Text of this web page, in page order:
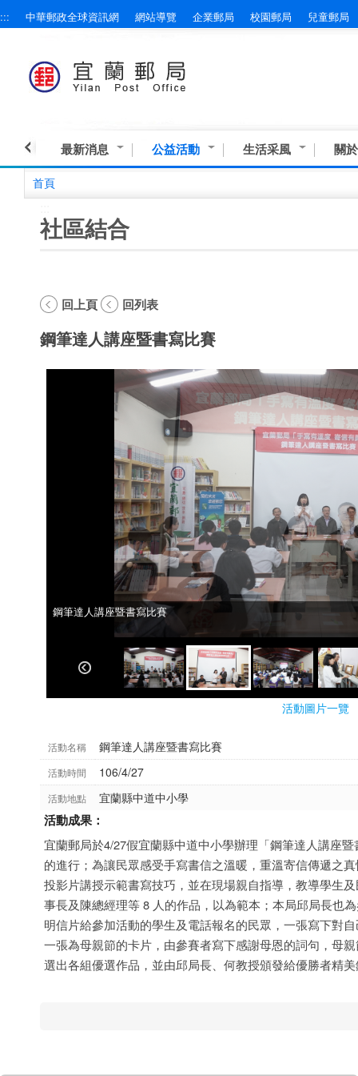
跳到主要內容區塊
::: 中華郵政全球資訊網 網站導覽 企業郵局 校園郵局 兒童郵局
最新消息 公益活動 生活采風 關
首頁
社區結合
回上頁 回列表
鋼筆達人講座暨書寫比賽
鋼筆達人講座暨書寫比賽
鋼筆達人講座暨書寫比賽
活動圖片一覽
活動名稱 鋼筆達人講座暨書寫比賽
活動時間 106/4/27
活動地點 宜蘭縣中道中小學
活動成果：
宜蘭郵局於4/27假宜蘭縣中道中小學辦理「鋼筆達人講座
的進行；為讓民眾感受手寫書信之溫暖，重溫寄信傳遞之
投影片講授示範書寫技巧，並在現場親自指導，教導學生
事長及陳總經理等 8 人的作品，以為範本；本局邱局長也
明信片給參加活動的學生及電話報名的民眾，一張寫下對
一張為母親節的卡片，由參賽者寫下感謝母恩的詞句，母
選出各組優選作品，並由邱局長、何教授頒發給優勝者精